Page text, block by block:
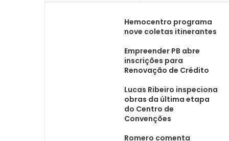
Hemocentro programa
nove coletas itinerantes
Empreender PB abre
inscrições para
Renovação de Crédito
Lucas Ribeiro inspeciona
obras da última etapa
do Centro de
Convenções
Romero comenta